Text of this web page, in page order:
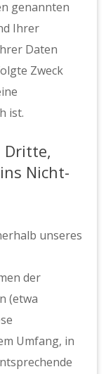
genannten
Ihrer
Daten
Zweck
ist.
Dritte,
Nicht-
unseres
der
(etwa
Umfang, in